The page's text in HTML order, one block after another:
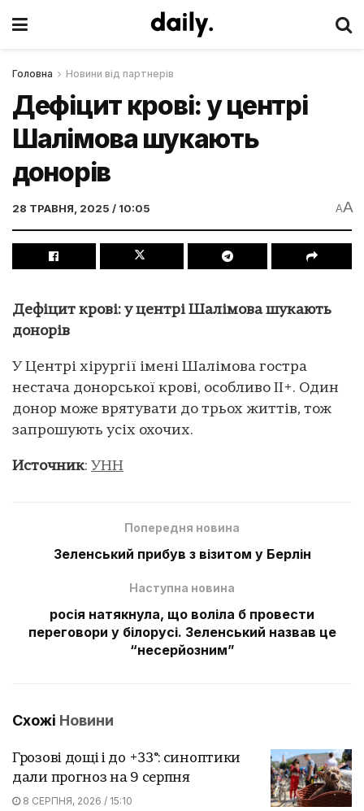
Головна Новини від партнерів
Дефіцит крові: у центрі
Шалімова шукають
донорів
28 ТРАВНЯ, 2025 / 10:05 AA
Дефіцит крові: у центрі Шалімова шукають
донорів
У Центрі хірургії імені Шалімова гостра
нестача донорської крові, особливо II+. Один
донор може врятувати до трьох життів, тож
запрошують усіх охочих.
Источник: УНН
Попередня новина
Зеленський прибув з візитом у Берлін
Наступна новина
росія натякнула, що воліла б провести
переговори у білорусі. Зеленський назвав це
“несерйозним”
Схожі Новини
Грозові дощі і до +33°: синоптики
дали прогноз на 9 серпня
8 СЕРПНЯ, 2026 / 15:10